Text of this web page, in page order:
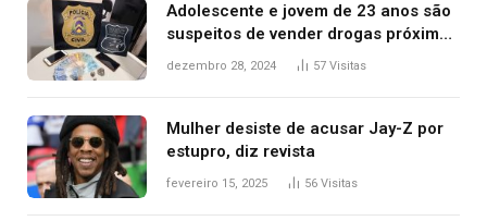
Adolescente e jovem de 23 anos são
suspeitos de vender drogas próximo
de delegacia e escola, diz polícia
dezembro 28, 2024 57 Visitas
Mulher desiste de acusar Jay-Z por
estupro, diz revista
fevereiro 15, 2025 56 Visitas